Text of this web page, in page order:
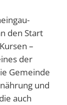
den Start
–
der
Gemeinde
und
auch